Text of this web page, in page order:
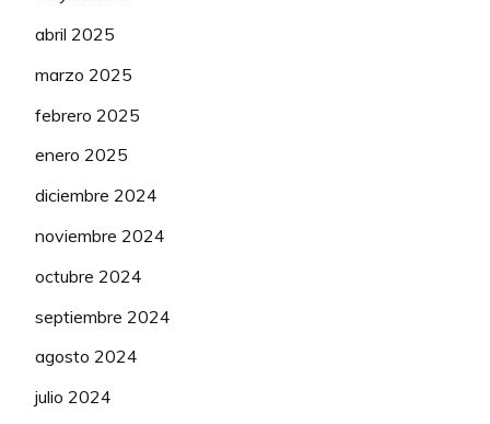
abril 2025
marzo 2025
febrero 2025
enero 2025
diciembre 2024
noviembre 2024
octubre 2024
septiembre 2024
agosto 2024
julio 2024